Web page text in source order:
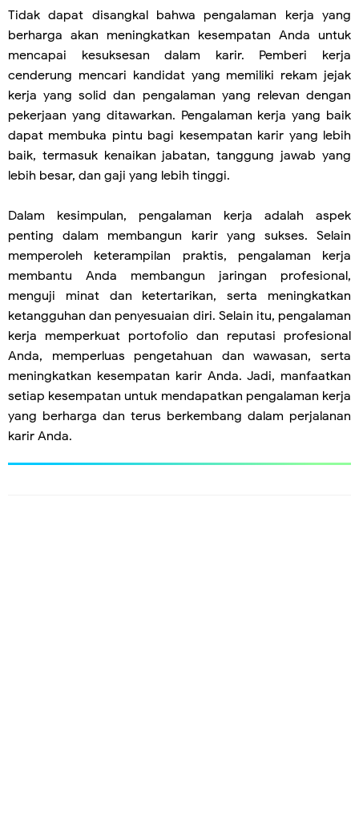
Tidak dapat disangkal bahwa pengalaman kerja yang
berharga akan meningkatkan kesempatan Anda untuk
mencapai kesuksesan dalam karir. Pemberi kerja
cenderung mencari kandidat yang memiliki rekam jejak
kerja yang solid dan pengalaman yang relevan dengan
pekerjaan yang ditawarkan. Pengalaman kerja yang baik
dapat membuka pintu bagi kesempatan karir yang lebih
baik, termasuk kenaikan jabatan, tanggung jawab yang
lebih besar, dan gaji yang lebih tinggi.
Dalam kesimpulan, pengalaman kerja adalah aspek
penting dalam membangun karir yang sukses. Selain
memperoleh keterampilan praktis, pengalaman kerja
membantu Anda membangun jaringan profesional,
menguji minat dan ketertarikan, serta meningkatkan
ketangguhan dan penyesuaian diri. Selain itu, pengalaman
kerja memperkuat portofolio dan reputasi profesional
Anda, memperluas pengetahuan dan wawasan, serta
meningkatkan kesempatan karir Anda. Jadi, manfaatkan
setiap kesempatan untuk mendapatkan pengalaman kerja
yang berharga dan terus berkembang dalam perjalanan
karir Anda.